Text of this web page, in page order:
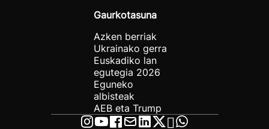
Gaurkotasuna
Azken berriak
Ukrainako gerra
Euskadiko lan
egutegia 2026
Eguneko
albisteak
AEB eta Trump